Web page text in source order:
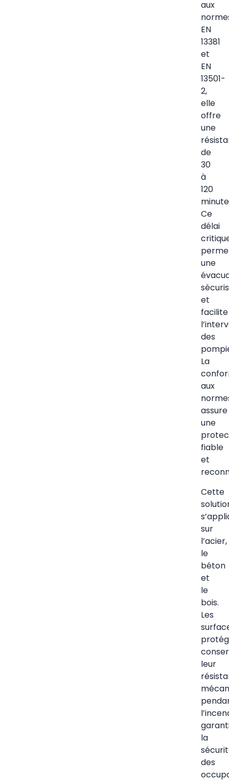
aux
EN
13381
et
EN
13501-
2,
elle
offre
une
de
30
à
120
Ce
délai
une
et
facilite
des
La
aux
assure
une
fiable
et
Cette
sur
l’acier,
le
béton
et
le
bois.
Les
leur
la
des